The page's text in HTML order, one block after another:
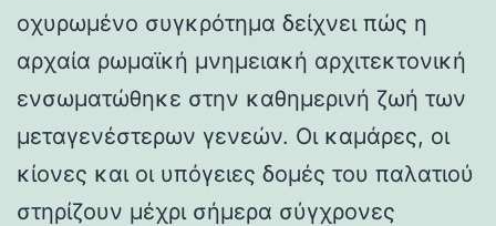
οχυρωμένο συγκρότημα δείχνει πώς η
αρχαία ρωμαϊκή μνημειακή αρχιτεκτονική
ενσωματώθηκε στην καθημερινή ζωή των
μεταγενέστερων γενεών. Οι καμάρες, οι
κίονες και οι υπόγειες δομές του παλατιού
στηρίζουν μέχρι σήμερα σύγχρονες